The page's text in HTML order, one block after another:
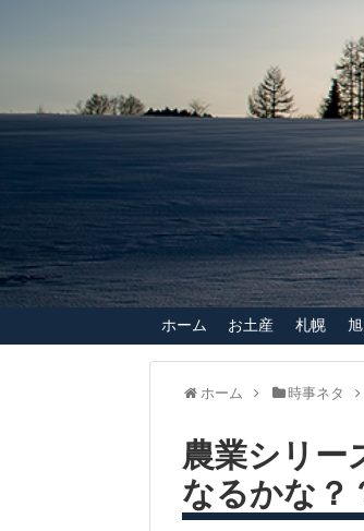
ホーム お土産 札幌 旭
ホーム 時事ネタ
農業シリー
なるかな？